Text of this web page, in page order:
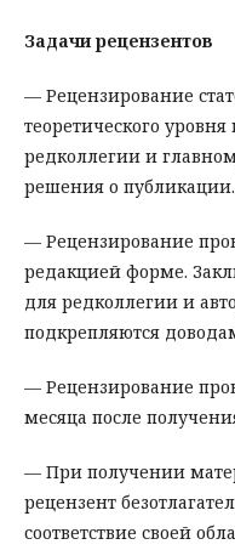
Задачи рецензентов
— Рецензирование
теоретического
редколлегии и
решения о публикации.
— Рецензирование
редакцией форме.
для редколлегии и
подкрепляются
— Рецензирование
месяца после
— При получении
рецензент
соответствие своей